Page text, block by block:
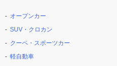
オープンカー
SUV・クロカン
クーペ・スポーツカー
軽自動車